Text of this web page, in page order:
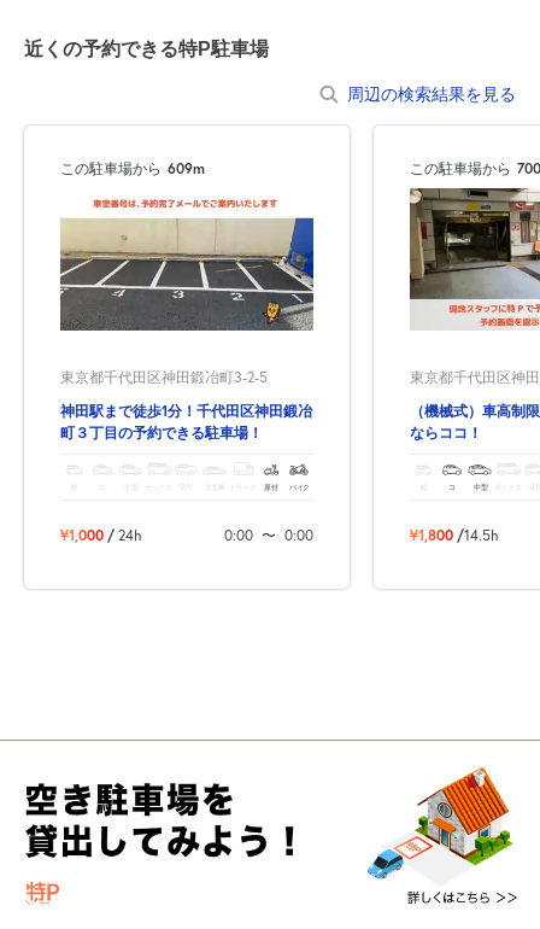
近くの予約できる特P駐車場
周辺の検索結果を見る
この駐車場から 609m
東京都千代田区神田鍛冶町3-2-5
神田駅まで徒歩1分！千代田区神田鍛冶
町３丁目の予約できる駐車場！
軽 中型 ボックス SUV 大型車 トラック 原付 バイク
¥1,000 / 24h 0:00 〜 0:00
この駐車場から
東京都千代田区神
（機械式）車高制
ならココ！
軽 コ 中型 ボックス
¥1,800 /14.5h